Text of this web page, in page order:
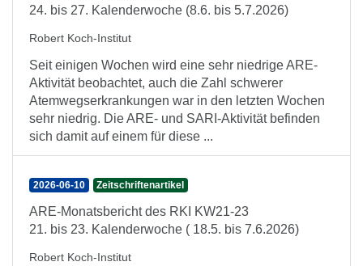
24. bis 27. Kalenderwoche (8.6. bis 5.7.2026)
Robert Koch-Institut
Seit einigen Wochen wird eine sehr niedrige ARE-
Aktivität beobachtet, auch die Zahl schwerer
Atemwegserkrankungen war in den letzten Wochen
sehr niedrig. Die ARE- und SARI-Aktivität befinden
sich damit auf einem für diese ...
2026-06-10 Zeitschriftenartikel
ARE-Monatsbericht des RKI KW21-23
21. bis 23. Kalenderwoche ( 18.5. bis 7.6.2026)
Robert Koch-Institut